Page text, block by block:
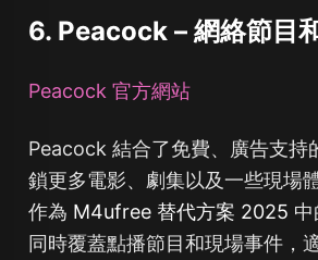
6. Peacock – 網絡節目
Peacock 官方網站
Peacock 結合了免費、廣告支持
鎖更多電影、劇集以及一些現場
作為 M4ufree 替代方案 2025
同時覆蓋點播節目和現場事件，